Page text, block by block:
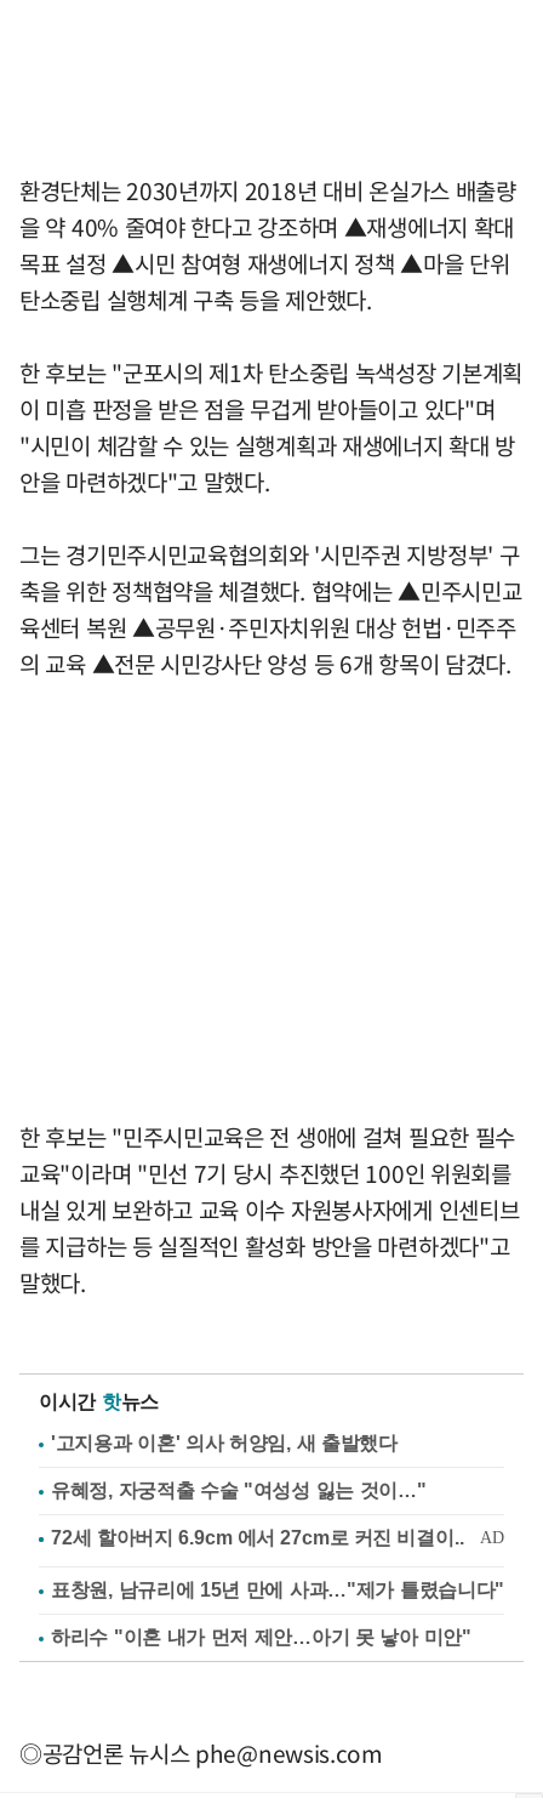
환경단체는 2030년까지 2018년 대비 온실가스 배출량
을 약 40% 줄여야 한다고 강조하며 ▲재생에너지 확대
목표 설정 ▲시민 참여형 재생에너지 정책 ▲마을 단위
탄소중립 실행체계 구축 등을 제안했다.
한 후보는 "군포시의 제1차 탄소중립 녹색성장 기본계획
이 미흡 판정을 받은 점을 무겁게 받아들이고 있다"며
"시민이 체감할 수 있는 실행계획과 재생에너지 확대 방
안을 마련하겠다"고 말했다.
그는 경기민주시민교육협의회와 '시민주권 지방정부' 구
축을 위한 정책협약을 체결했다. 협약에는 ▲민주시민교
육센터 복원 ▲공무원·주민자치위원 대상 헌법·민주주
의 교육 ▲전문 시민강사단 양성 등 6개 항목이 담겼다.
한 후보는 "민주시민교육은 전 생애에 걸쳐 필요한 필수
교육"이라며 "민선 7기 당시 추진했던 100인 위원회를
내실 있게 보완하고 교육 이수 자원봉사자에게 인센티브
를 지급하는 등 실질적인 활성화 방안을 마련하겠다"고
말했다.
이시간 핫뉴스
'고지용과 이혼' 의사 허양임, 새 출발했다
유혜정, 자궁적출 수술 "여성성 잃는 것이…"
표창원, 남규리에 15년 만에 사과…"제가 틀렸습니다"
하리수 "이혼 내가 먼저 제안…아기 못 낳아 미안"
◎공감언론 뉴시스phe@newsis.com